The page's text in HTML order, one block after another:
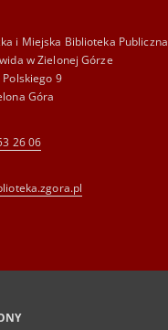
i Miejska Biblioteka Publiczna
w Zielonej Górze
9
Góra
26 06